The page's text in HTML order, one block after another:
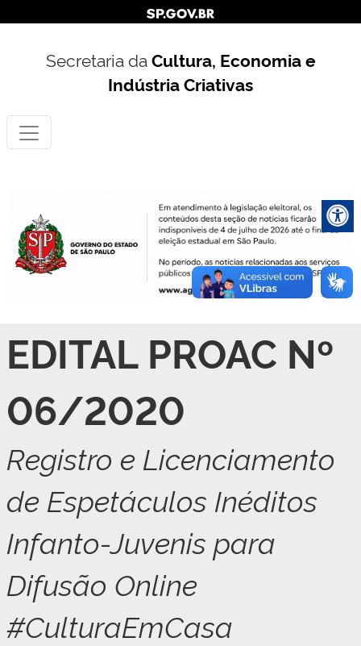
Secretaria daCultura, Economia e
Indústria Criativas
EDITAL PROAC Nº
06/2020
Registro e Licenciamento
de Espetáculos Inéditos
Infanto-Juvenis para
Difusão Online
#CulturaEmCasa